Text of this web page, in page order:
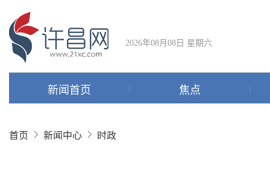
2026年08月08日 星期六
新闻首页 焦点
首页 新闻中心 时政